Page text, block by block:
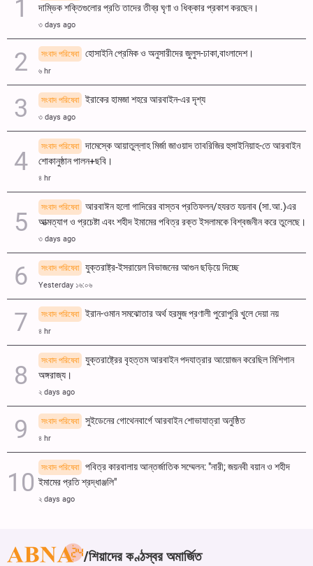
দাম্ভিক শক্তিগুলোর প্রতি তাদের তীব্র ঘৃণা ও ধিক্কার প্রকাশ করছেন।
৩ days ago
সংবাদ পরিষেবা হোসাইনি প্রেমিক ও অনুসারীদের জুলুস-ঢাকা,বাংলাদেশ।
৬ hr
সংবাদ পরিষেবা ইরাকের হামজা শহরে আরবাইন-এর দৃশ্য
৩ days ago
সংবাদ পরিষেবা
দামেস্কে আয়াতুল্লাহ মির্জা জাওয়াদ তাবরিজির হুসাইনিয়াহ-তে আরবাইন
শোকানুষ্ঠান পালন+ছবি।
৪ hr
সংবাদ পরিষেবা
আরবাঈন হলো গাদিরের বাস্তব প্রতিফলন/হযরত যয়নাব (সা.আ.)এর
আত্মত্যাগ ও প্রচেষ্টা এবং শহীদ ইমামের পবিত্র রক্ত ​​ইসলামকে বিশ্বজনীন করে তুলেছে।
৩ days ago
সংবাদ পরিষেবা যুক্তরাষ্ট্র-ইসরায়েল বিভাজনের আগুন ছড়িয়ে দিচ্ছে
Yesterday ১৬:০৬
সংবাদ পরিষেবা ইরান-ওমান সমঝোতার অর্থ হরমুজ প্রণালী পুরোপুরি খুলে দেয়া নয়
৪ hr
সংবাদ পরিষেবা
যুক্তরাষ্ট্রের বৃহত্তম আরবাইন পদযাত্রার আয়োজন করেছিল মিশিগান
অঙ্গরাজ্য।
২ days ago
সংবাদ পরিষেবা সুইডেনের গোথেনবার্গে আরবাইন শোভাযাত্রা অনুষ্ঠিত
৪ hr
সংবাদ পরিষেবা
পবিত্র কারবালায় আন্তর্জাতিক সম্মেলন: "নারী; জয়নবী বয়ান ও শহীদ
ইমামের প্রতি শ্রদ্ধাঞ্জলি"
২ days ago
শিয়াদের কণ্ঠস্বর অমার্জিত